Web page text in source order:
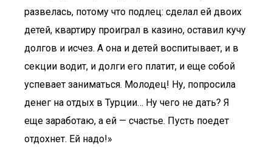
развелась, потому что подлец: сделал ей двоих
детей, квартиру проиграл в казино, оставил кучу
долгов и исчез. А она и детей воспитывает, и в
секции водит, и долги его платит, и еще собой
успевает заниматься. Молодец! Ну, попросила
денег на отдых в Турции… Ну чего не дать? Я
еще заработаю, а ей — счастье. Пусть поедет
отдохнет. Ей надо!»